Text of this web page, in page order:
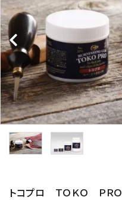
トコプロ ＴＯＫＯ ＰＲＯ